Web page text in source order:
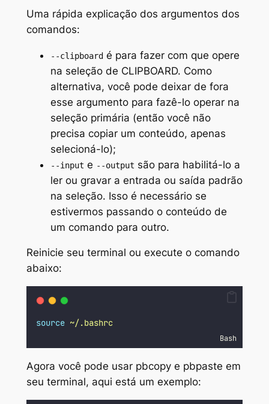
Uma rápida explicação dos argumentos dos
comandos:
--clipboardé para fazer com que opere
na seleção de CLIPBOARD. Como
alternativa, você pode deixar de fora
esse argumento para fazê-lo operar na
seleção primária (então você não
precisa copiar um conteúdo, apenas
selecioná-lo);
--input e --output são para habilitá-lo a
ler ou gravar a entrada ou saída padrão
na seleção. Isso é necessário se
estivermos passando o conteúdo de
um comando para outro.
Reinicie seu terminal ou execute o comando
abaixo:
source ~/.bashrc
Bash
Agora você pode usar pbcopy e pbpaste em
seu terminal, aqui está um exemplo: